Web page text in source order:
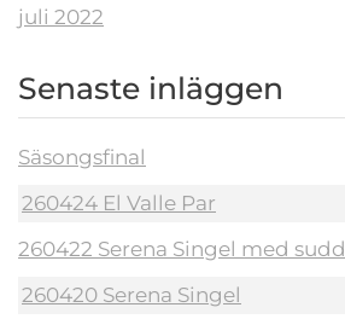
juli 2022
Senaste inläggen
Säsongsfinal
260424 El Valle Par
260422 Serena Singel med sudd
260420 Serena Singel